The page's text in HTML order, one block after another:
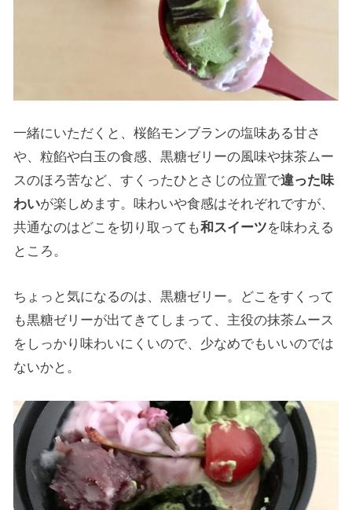
一緒にいただくと、桜餡モンブランの塩味ある甘さ
や、粒餡や白玉の食感、黒糖ゼリーの風味や抹茶ムー
スのほろ苦など、すくったひとさじの位置で違った味
わいが楽しめます。味わいや食感はそれぞれですが、
共通なのはどこを切り取っても和スイーツを味わえる
ところ。
ちょっと気になるのは、黒糖ゼリー。どこをすくって
も黒糖ゼリーが出てきてしまって、主役の抹茶ムース
をしっかり味わいにくいので、少なめでもいいのでは
ないかと。